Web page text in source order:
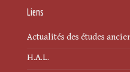
Liens
Actualités des études
H.A.L.